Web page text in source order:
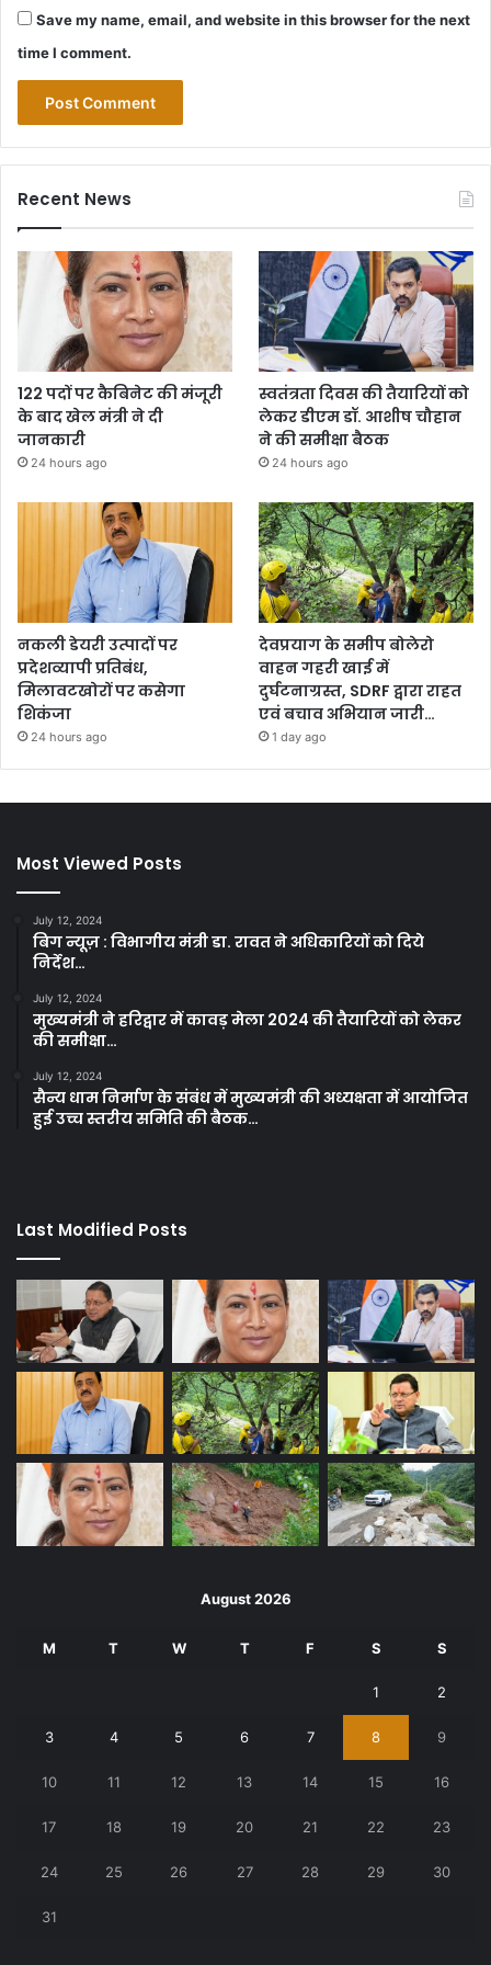
Save my name, email, and website in this browser for the next
time I comment.
Recent News
122 पदों पर कैबिनेट की मंजूरी
के बाद खेल मंत्री ने दी
जानकारी
24 hours ago
स्वतंत्रता दिवस की तैयारियों को
लेकर डीएम डॉ. आशीष चौहान
ने की समीक्षा बैठक
24 hours ago
नकली डेयरी उत्पादों पर
प्रदेशव्यापी प्रतिबंध,
मिलावटखोरों पर कसेगा
शिकंजा
24 hours ago
देवप्रयाग के समीप बोलेरो
वाहन गहरी खाई में
दुर्घटनाग्रस्त, SDRF द्वारा राहत
एवं बचाव अभियान जारी…
1 day ago
Most Viewed Posts
July 12, 2024
बिग न्यूज़ : विभागीय मंत्री डा. रावत ने अधिकारियों को दिये
निर्देश…
July 12, 2024
मुख्यमंत्री ने हरिद्वार में कावड़ मेला 2024 की तैयारियों को लेकर
की समीक्षा…
July 12, 2024
सैन्य धाम निर्माण के संबंध में मुख्यमंत्री की अध्यक्षता में आयोजित
हुई उच्च स्तरीय समिति की बैठक…
Last Modified Posts
August 2026
M T W T F S S
1 2
3 4 5 6 7 8 9
10 11 12 13 14 15 16
17 18 19 20 21 22 23
24 25 26 27 28 29 30
31